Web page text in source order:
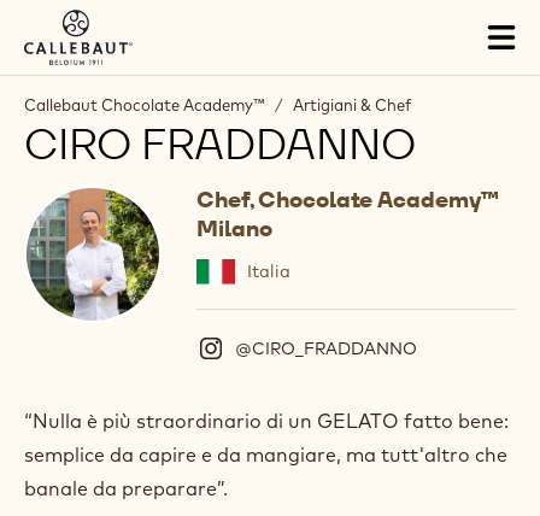
Skip to main content
Callebaut Chocolate Academy™ / Artigiani & Chef
CIRO FRADDANNO
Chef, Chocolate Academy™
Milano
Italia
@CIRO_FRADDANNO
s
a
“Nulla è più straordinario di un GELATO fatto bene:
semplice da capire e da mangiare, ma tutt'altro che
banale da preparare”.